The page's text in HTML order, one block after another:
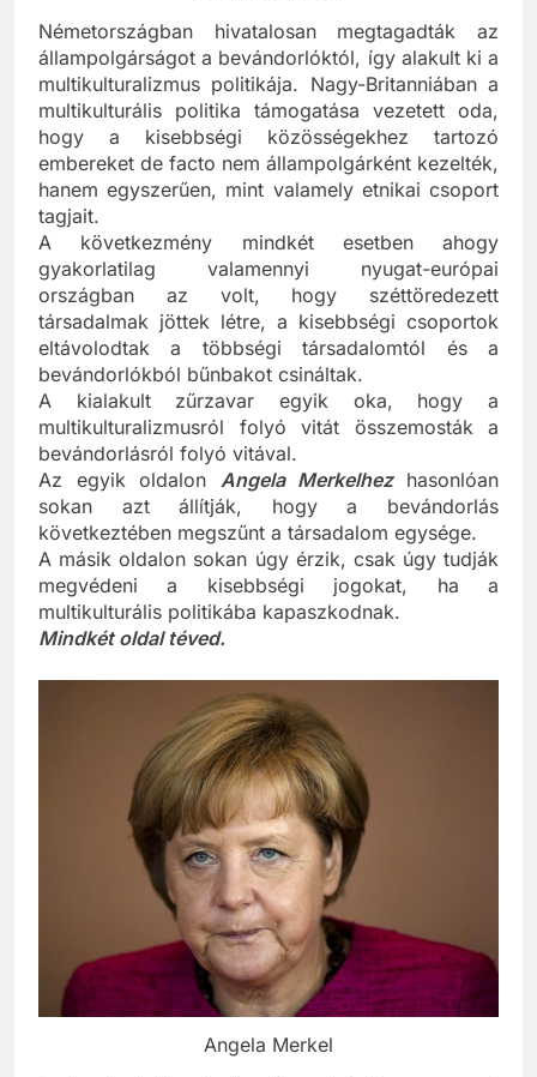
Németországban hivatalosan megtagadták az
állampolgárságot a bevándorlóktól, így alakult ki a
multikulturalizmus politikája. Nagy-Britanniában a
multikulturális politika támogatása vezetett oda,
hogy a kisebbségi közösségekhez tartozó
embereket de facto nem állampolgárként kezelték,
hanem egyszerűen, mint valamely etnikai csoport
tagjait.
A következmény mindkét esetben ahogy
gyakorlatilag valamennyi nyugat-európai
országban az volt, hogy széttöredezett
társadalmak jöttek létre, a kisebbségi csoportok
eltávolodtak a többségi társadalomtól és a
bevándorlókból bűnbakot csináltak.
A kialakult zűrzavar egyik oka, hogy a
multikulturalizmusról folyó vitát összemosták a
bevándorlásról folyó vitával.
Az egyik oldalon Angela Merkelhez hasonlóan
sokan azt állítják, hogy a bevándorlás
következtében megszűnt a társadalom egysége.
A másik oldalon sokan úgy érzik, csak úgy tudják
megvédeni a kisebbségi jogokat, ha a
multikulturális politikába kapaszkodnak.
Mindkét oldal téved.
Angela Merkel